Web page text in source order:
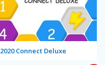
2020 Connect Deluxe